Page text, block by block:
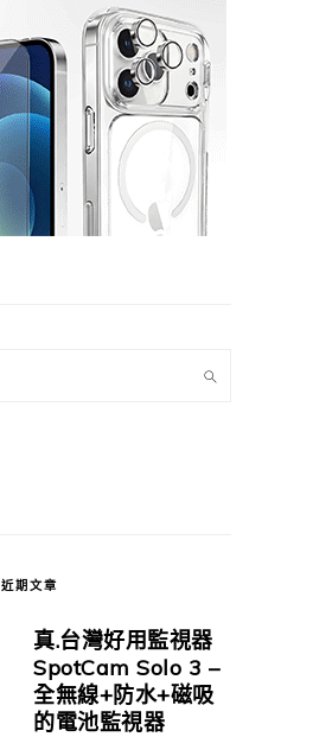
近期文章
真.台灣好用監視器
SpotCam Solo 3 –
全無線+防水+磁吸
的電池監視器